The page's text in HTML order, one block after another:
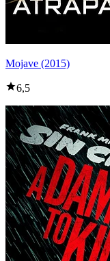
Mojave (2015)
6,5